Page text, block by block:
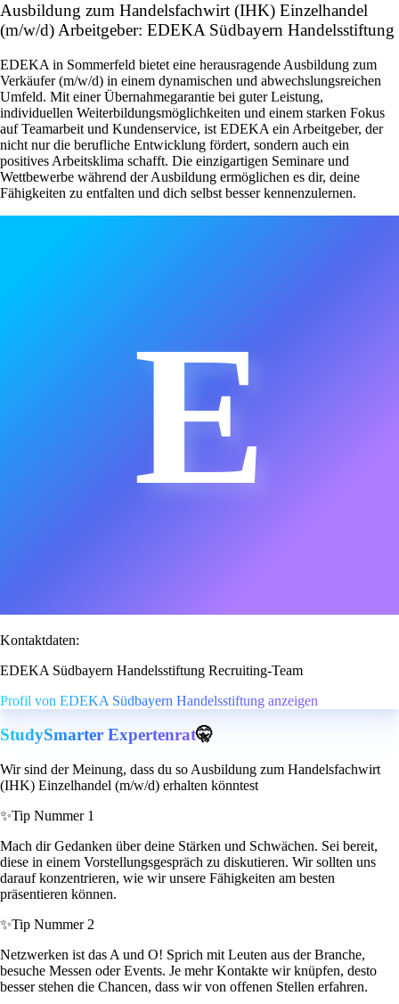
Ausbildung zum Handelsfachwirt (IHK) Einzelhandel
(m/w/d) Arbeitgeber: EDEKA Südbayern Handelsstiftung
EDEKA in Sommerfeld bietet eine herausragende Ausbildung zum
Verkäufer (m/w/d) in einem dynamischen und abwechslungsreichen
Umfeld. Mit einer Übernahmegarantie bei guter Leistung,
individuellen Weiterbildungsmöglichkeiten und einem starken Fokus
auf Teamarbeit und Kundenservice, ist EDEKA ein Arbeitgeber, der
nicht nur die berufliche Entwicklung fördert, sondern auch ein
positives Arbeitsklima schafft. Die einzigartigen Seminare und
Wettbewerbe während der Ausbildung ermöglichen es dir, deine
Fähigkeiten zu entfalten und dich selbst besser kennenzulernen.
E
Kontaktdaten:
EDEKA Südbayern Handelsstiftung Recruiting-Team
Profil von EDEKA Südbayern Handelsstiftung anzeigen
StudySmarter Expertenrat🤫
Wir sind der Meinung, dass du so Ausbildung zum Handelsfachwirt
(IHK) Einzelhandel (m/w/d) erhalten könntest
✨Tip Nummer 1
Mach dir Gedanken über deine Stärken und Schwächen. Sei bereit,
diese in einem Vorstellungsgespräch zu diskutieren. Wir sollten uns
darauf konzentrieren, wie wir unsere Fähigkeiten am besten
präsentieren können.
✨Tip Nummer 2
Netzwerken ist das A und O! Sprich mit Leuten aus der Branche,
besuche Messen oder Events. Je mehr Kontakte wir knüpfen, desto
besser stehen die Chancen, dass wir von offenen Stellen erfahren.